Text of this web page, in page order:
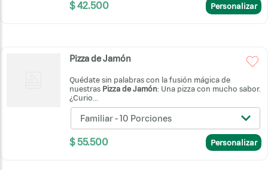
$42.500 Personalizar
Pizza de Jamón
Quédate sin palabras con la fusión mágica de
nuestras Pizza de Jamón: Una pizza con mucho sabor.
¿Curio...
Familiar - 10 Porciones
$55.500 Personalizar